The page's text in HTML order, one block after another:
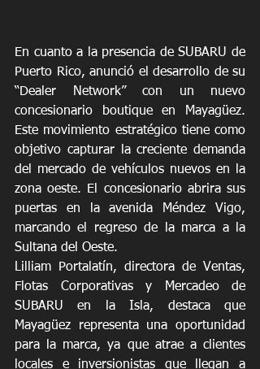
En cuanto a la presencia de SUBARU de
Puerto Rico, anunció el desarrollo de su
“Dealer Network” con un nuevo
concesionario boutique en Mayagüez.
Este movimiento estratégico tiene como
objetivo capturar la creciente demanda
del mercado de vehículos nuevos en la
zona oeste. El concesionario abrira sus
puertas en la avenida Méndez Vigo,
marcando el regreso de la marca a la
Sultana del Oeste.
Lilliam Portalatín, directora de Ventas,
Flotas Corporativas y Mercadeo de
SUBARU en la Isla, destaca que
Mayagüez representa una oportunidad
para la marca, ya que atrae a clientes
locales e inversionistas que llegan a